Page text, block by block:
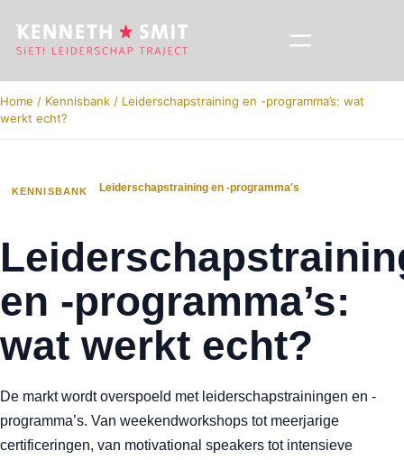
Home / Kennisbank / Leiderschapstraining en -programma’s: wat
werkt echt?
KENNISBANK Leiderschapstraining en -programma's
en -programma’s:
wat werkt echt?
De markt wordt overspoeld met leiderschapstrainingen en -
programma’s. Van weekendworkshops tot meerjarige
certificeringen, van motivational speakers tot intensieve